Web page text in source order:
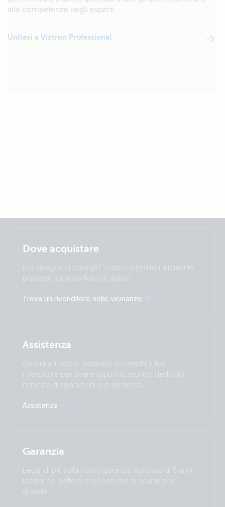
alle competenze degli esperti.
Unitevi a Victron Professional
Italiano
Change language
Čeština
Dansk
Español
Français
Română
Türkçe
Ελληνικά
Русский
Українська
中國人
Dove acquistare
Hai bisogno di consigli? I nostri rivenditori altamente
preparati saranno felici di aiutarti.
Trova un rivenditore nelle vicinanze
Assistenza
Consulta il nostro database o contatta il tuo
rivenditore per avere supporto tecnico dedicato,
richieste di riparazioni o di garanzia.
Assistenza
Garanzia
Leggi di più sulla nostra garanzia standard di 5 anni
leader del settore e sul servizio di riparazione
globale.